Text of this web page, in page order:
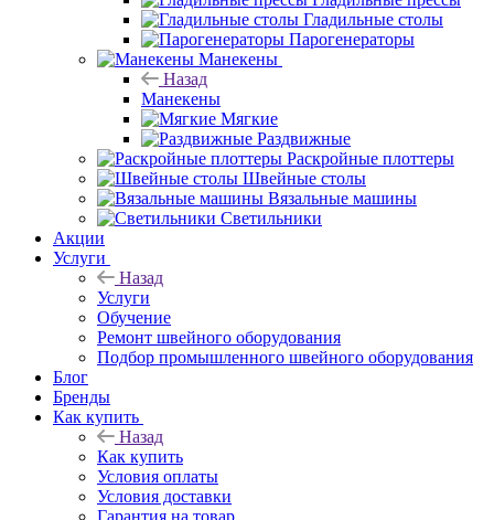
Гладильные столы
Парогенераторы
Манекены
Назад
Манекены
Мягкие
Раздвижные
Раскройные плоттеры
Швейные столы
Вязальные машины
Светильники
Акции
Услуги
Назад
Услуги
Обучение
Ремонт швейного оборудования
Подбор промышленного швейного оборудования
Блог
Бренды
Как купить
Назад
Как купить
Условия оплаты
Условия доставки
Гарантия на товар